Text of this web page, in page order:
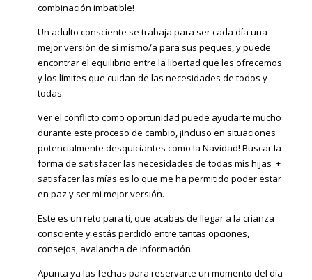
combinación imbatible!
Un adulto consciente se trabaja para ser cada día una
mejor versión de sí mismo/a para sus peques, y puede
encontrar el equilibrio entre la libertad que les ofrecemos
y los límites que cuidan de las necesidades de todos y
todas.
Ver el conflicto como oportunidad puede ayudarte mucho
durante este proceso de cambio, ¡incluso en situaciones
potencialmente desquiciantes como la Navidad! Buscar la
forma de satisfacer las necesidades de todas mis hijas +
satisfacer las mías es lo que me ha permitido poder estar
en paz y ser mi mejor versión.
Este es un reto para ti, que acabas de llegar a la crianza
consciente y estás perdido entre tantas opciones,
consejos, avalancha de información.
Apunta ya las fechas para reservarte un momento del día